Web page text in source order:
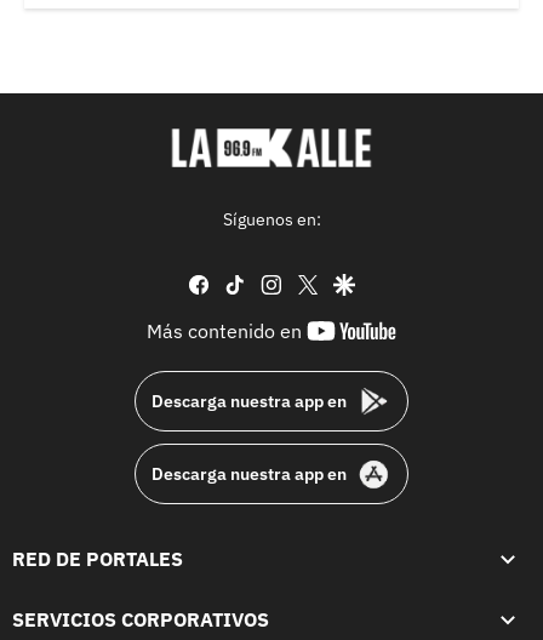
Síguenos en:
facebook
tiktok instagram
twittergoogle
Más contenido en
youtube-
Descarga nuestra app en
Descarga nuestra app en
RED DE PORTALES
SERVICIOS CORPORATIVOS